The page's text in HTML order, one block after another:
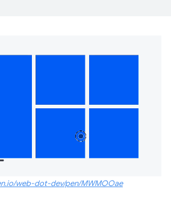
web-dot-dev/pen/MWMOOae